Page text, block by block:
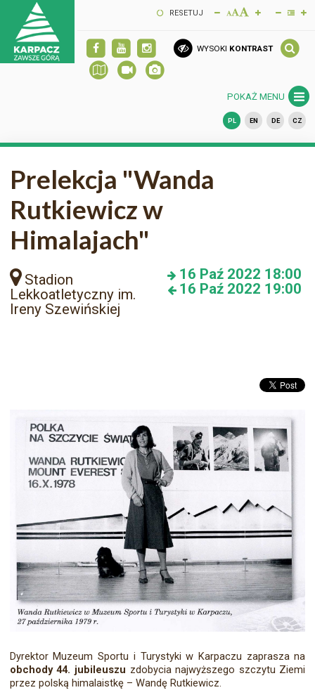
RESETUJ
WYSOKI KONTRAST
POKAŻ MENU
PL EN DE CZ
Prelekcja "Wanda
Rutkiewicz w
Himalajach"
Stadion
Lekkoatletyczny im.
Ireny Szewińskiej
16 Paź 2022 18:00
16 Paź 2022 19:00
Dyrektor Muzeum Sportu i Turystyki w Karpaczu zaprasza na
obchody 44. jubileuszu zdobycia najwyższego szczytu Ziemi
przez polską himalaistkę – Wandę Rutkiewicz.